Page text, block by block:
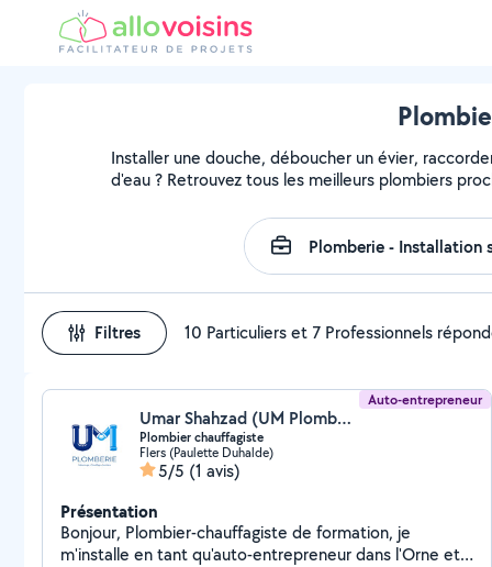
Installer une douche, déboucher un évier,
d'eau ? Retrouvez tous les meilleurs plombiers
Filtres 10 Particuliers et 7 Professionnels
Auto-entrepreneur
Umar Shahzad (UM Plomberie)
Plombier chauffagiste
Flers (Paulette Duhalde)
5/5 (1 avis)
Présentation
Bonjour, Plombier-chauffagiste de formation, je
m'installe en tant qu'auto-entrepreneur dans l'Orne et